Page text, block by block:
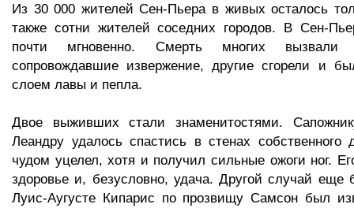
Из 30 000 жителей Сен-Пьера в живых осталось
также сотни жителей соседних городов. В Сен-
почти мгновенно. Смерть многих вызвали
сопровождавшие извержение, другие сгорели и
слоем лавы и пепла.
Двое выживших стали знаменитостями.
Леандру удалось спастись в стенах
чудом уцелел, хотя и получил сильные ожоги ног.
здоровье и, безусловно, удача. Другой случай еще
Луис-Аугусте Кипарис по прозвищу Самсон был